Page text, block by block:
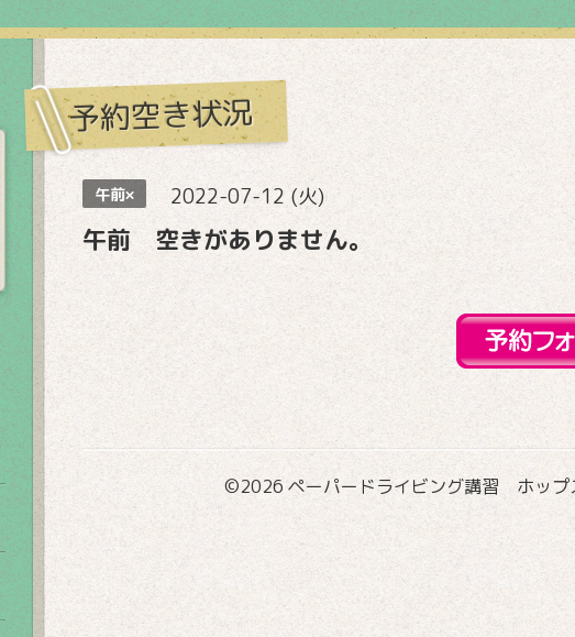
予約空き状況
午前× 2022-07-12 (火)
午前 空きがありません。
©2026 ペーパードライビング講習 ホップ